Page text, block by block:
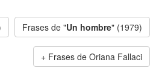
Frases de "Un hombre" (1979)
Frases de Oriana Fallaci